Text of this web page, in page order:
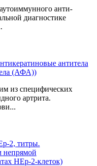
анти-
диагностике
антитела
(АФА))
из специфических
артрита.
2, титры.
непрямой
HEp-2-клеток)